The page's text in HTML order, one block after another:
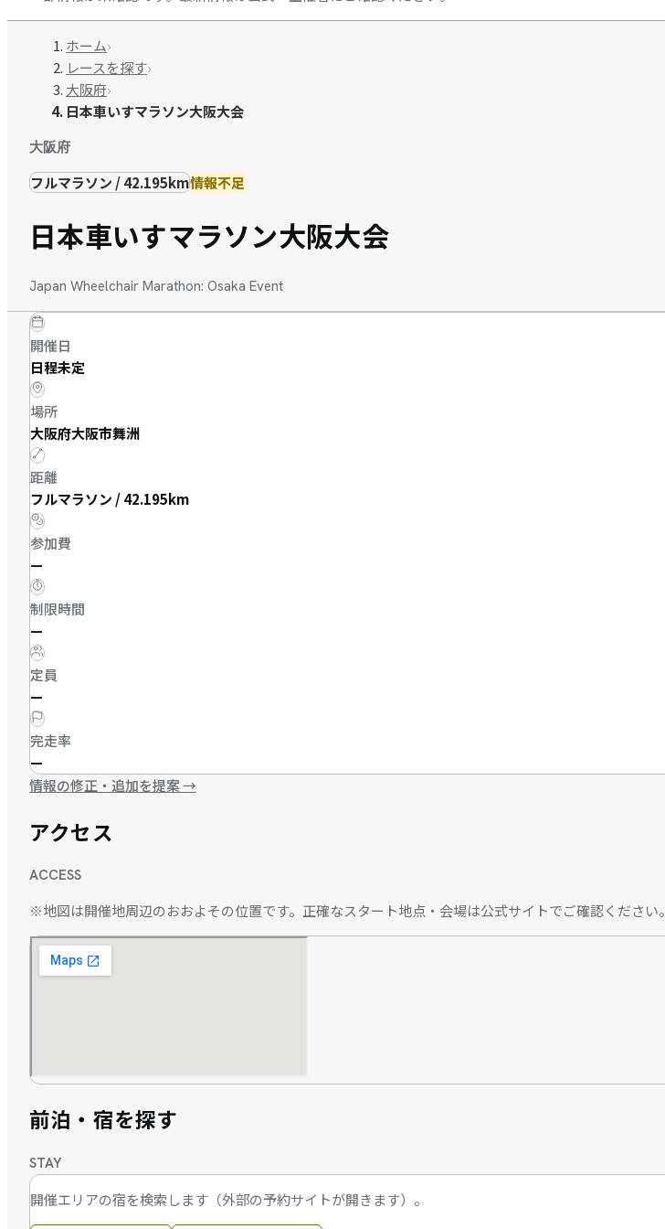
ホーム›
レースを探す›
大阪府›
日本車いすマラソン大阪大会
大阪府
フルマラソン / 42.195km情報不足
日本車いすマラソン大阪大会
Japan Wheelchair Marathon: Osaka Event
開催日
日程未定
場所
大阪府大阪市舞洲
距離
フルマラソン / 42.195km
参加費
—
制限時間
—
定員
—
完走率
—
情報の修正・追加を提案→
アクセス
ACCESS
※地図は開催地周辺のおおよその位置です。正確なスタート地点・会場は公式サイトでご確認ください。
前泊・宿を探す
STAY
開催エリアの宿を検索します（外部の予約サイトが開きます）。